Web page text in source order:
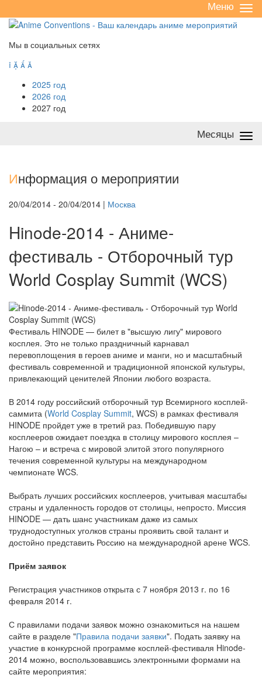
/
Меню
Мы в социальных сетях
   
2025 год
2026 год
2027 год
Месяцы
Информация о мероприятии
20/04/2014 - 20/04/2014 | Москва
Hinode-2014 - Аниме-
фестиваль - Отборочный тур
World Cosplay Summit (WCS)
Фестиваль HINODE — билет в "высшую лигу" мирового
косплея. Это не только праздничный карнавал
перевоплощения в героев аниме и манги, но и масштабный
фестиваль современной и традиционной японской культуры,
привлекающий ценителей Японии любого возраста.
В 2014 году российский отборочный тур Всемирного косплей-
саммита (World Cosplay Summit, WCS) в рамках фестиваля
HINODE пройдет уже в третий раз. Победившую пару
косплееров ожидает поездка в столицу мирового косплея –
Нагою – и встреча с мировой элитой этого популярного
течения современной культуры на международном
чемпионате WCS.
Выбрать лучших российских косплееров, учитывая масштабы
страны и удаленность городов от столицы, непросто. Миссия
HINODE — дать шанс участникам даже из самых
труднодоступных уголков страны проявить свой талант и
достойно представить Россию на международной арене WCS.
Приём заявок
Регистрация участников открыта с 7 ноября 2013 г. по 16
февраля 2014 г.
С правилами подачи заявок можно ознакомиться на нашем
сайте в разделе "Правила подачи заявки". Подать заявку на
участие в конкурсной программе косплей-фестиваля Hinode-
2014 можно, воспользовавшись электронными формами на
сайте мероприятия: